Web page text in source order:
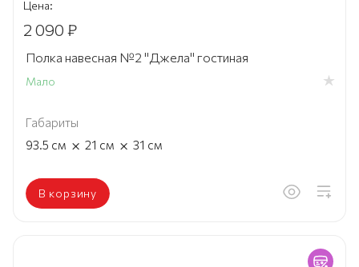
Цена:
2 090 ₽
Полка навесная №2 "Джела" гостиная
Мало
Габариты
93.5 см × 21 см × 31 см
В корзину